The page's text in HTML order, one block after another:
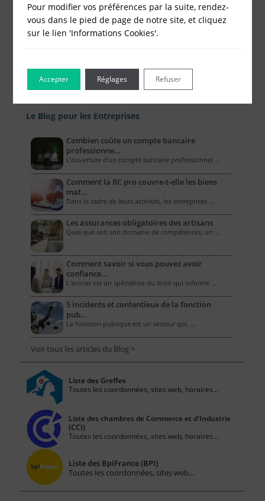
Le Blog pour les Entreprises
Combien coûte un compte bancaire
professionne…
L’ouverture d’un compte bancaire professionnel …
Comment la RC pro couvre-t-elle les biens
mat…
Dans le cadre de leurs activités, les entreprises …
Les assurances obligatoires des artisans
Quel que soit son domaine de compétences, un …
Comment savoir si vous pouvez avoir
confiance…
L'avocat est un spécialiste du droit qui informe …
5 incidents et contentieux de la fonction
pub…
La fonction publique est un secteur qui, …
Voir tous les articles du Blog >
Liste des Greffes
Toutes les coordonnées, sites web, horaires...
Liste des chambres de Commerce et d'Industrie
(CCI)
Toutes les coordonnées, sites web, horaires...
Liste des BpiFrance (BPI)
Toutes les coordonnées, sites web...
Pour modifier vos préférences par la suite, rendez-
vous dans le pied de page de notre site, et cliquez
sur le lien 'Informations Cookies'.
Accepter Refuser
Réglages